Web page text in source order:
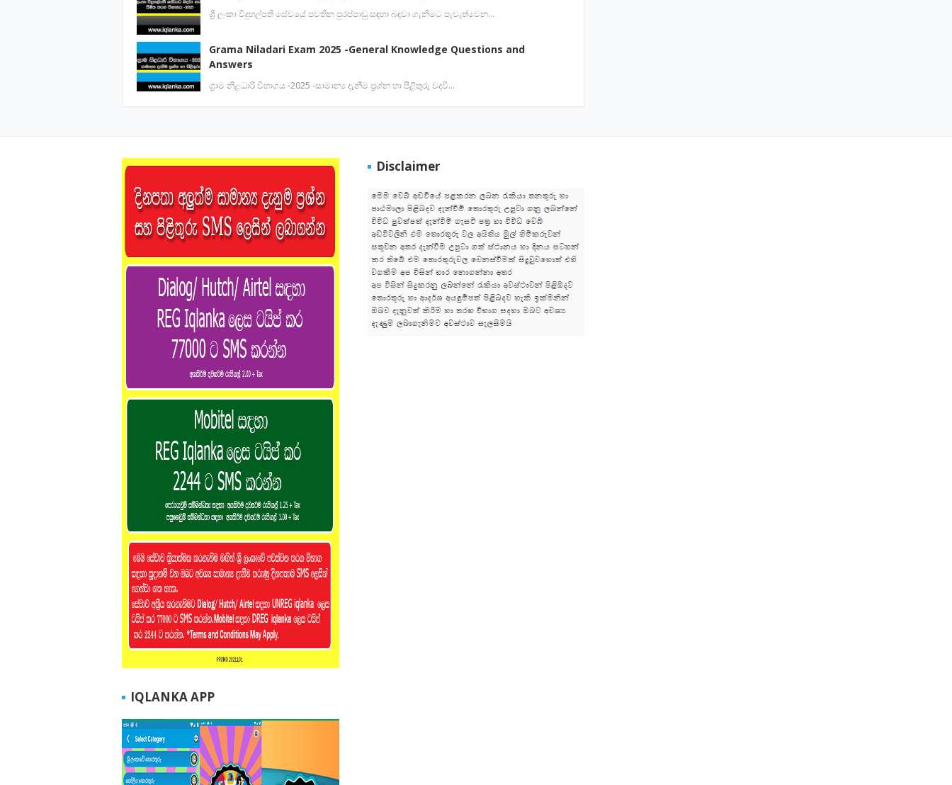
ශ්‍රී ලංකා විදුහල්පති සේවයේ පවතින පුරප්පාඩු සඳහා බඳවා ගැනිමට පැවැත්වෙන…
Grama Niladari Exam 2025 -General Knowledge Questions and
Answers
ග්‍රාම නිළධාරි විභාගය -2025 -සාමාන්‍ය දැනීම ප්‍රශ්න හා පිළිතුරු වදවී…
IQLANKA APP
Disclaimer